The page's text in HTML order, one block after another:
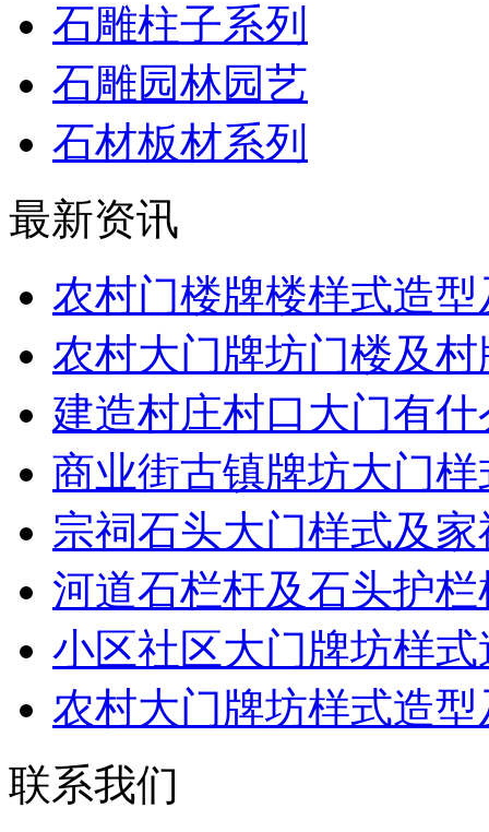
石雕柱子系列
石雕园林园艺
石材板材系列
最新资讯
农村门楼牌楼样式造
农村大门牌坊门楼及
建造村庄村口大门有
商业街古镇牌坊大门
宗祠石头大门样式及
河道石栏杆及石头护
小区社区大门牌坊样
农村大门牌坊样式造
联系我们